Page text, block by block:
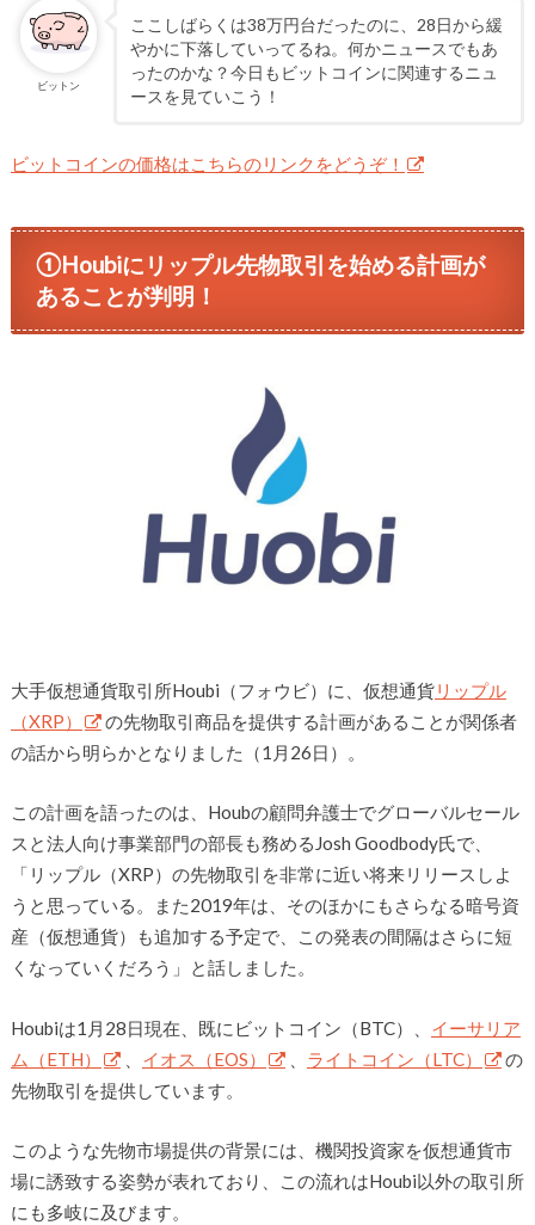
ビットン
ここしばらくは38万円台だったのに、28日から緩
やかに下落していってるね。何かニュースでもあ
ったのかな？今日もビットコインに関連するニュ
ースを見ていこう！
ビットコインの価格はこちらのリンクをどうぞ！
①Houbiにリップル先物取引を始める計画が
あることが判明！
大手仮想通貨取引所Houbi（フォウビ）に、仮想通貨リップル
（XRP）
の先物取引商品を提供する計画があることが関係者
の話から明らかとなりました（1月26日）。
この計画を語ったのは、Houbの顧問弁護士でグローバルセール
スと法人向け事業部門の部長も務めるJosh Goodbody氏で、
「リップル（XRP）の先物取引を非常に近い将来リリースしよ
うと思っている。また2019年は、そのほかにもさらなる暗号資
産（仮想通貨）も追加する予定で、この発表の間隔はさらに短
くなっていくだろう」と話しました。
Houbiは1月28日現在、既にビットコイン（BTC）、 イーサリア
ム（ETH）
イオス（EOS） ライトコイン（LTC）
の
先物取引を提供しています。
このような先物市場提供の背景には、機関投資家を仮想通貨市
場に誘致する姿勢が表れており、この流れはHoubi以外の取引所
にも多岐に及びます。